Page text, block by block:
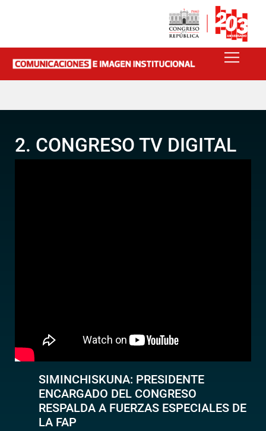
2. CONGRESO TV DIGITAL
SIMINCHISKUNA: PRESIDENTE
ENCARGADO DEL CONGRESO
RESPALDA A FUERZAS ESPECIALES DE
LA FAP